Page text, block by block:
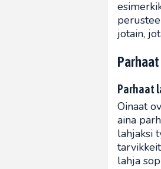
jotain,
Parhaat
Oinaat
aina
lahjaksi
lahja